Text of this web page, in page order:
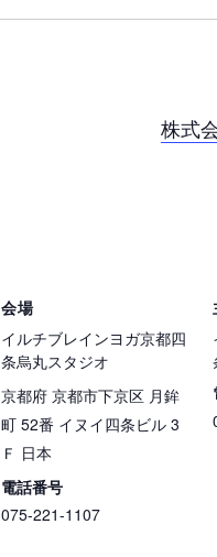
株式
会場
イルチブレインヨガ京都四
条烏丸スタジオ
京都府 京都市下京区 月鉾
町 52番 イヌイ四条ビル 3
Ｆ 日本
電話番号
075-221-1107